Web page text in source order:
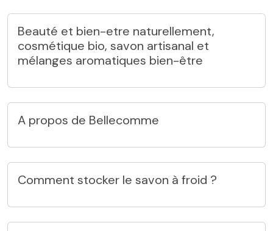
Beauté et bien-etre naturellement,
cosmétique bio, savon artisanal et
mélanges aromatiques bien-être
A propos de Bellecomme
Comment stocker le savon à froid ?